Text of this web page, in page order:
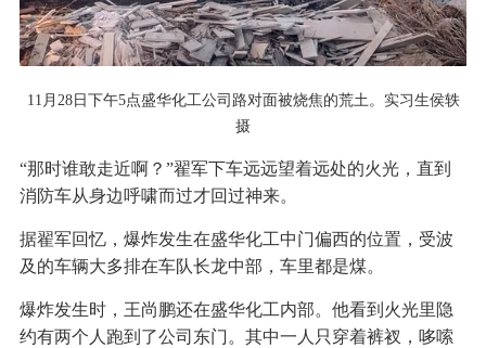
11月28日下午5点盛华化工公司路对面被烧焦的荒土。实习生侯轶
摄
“那时谁敢走近啊？”翟军下车远远望着远处的火光，直到
消防车从身边呼啸而过才回过神来。
据翟军回忆，爆炸发生在盛华化工中门偏西的位置，受波
及的车辆大多排在车队长龙中部，车里都是煤。
爆炸发生时，王尚鹏还在盛华化工内部。他看到火光里隐
约有两个人跑到了公司东门。其中一人只穿着裤衩，哆嗦